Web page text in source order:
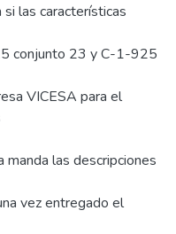
las características
conjunto 23 y C-1-925
VICESA para el
manda las descripciones
vez entregado el